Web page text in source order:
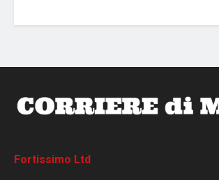
Fortissimo Ltd